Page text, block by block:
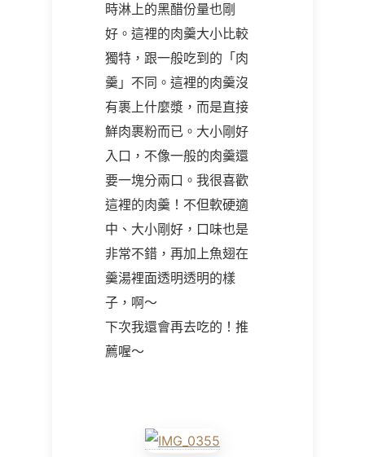
時淋上的黑醋份量也剛
好。這裡的肉羹大小比較
獨特，跟一般吃到的「肉
羹」不同。這裡的肉羹沒
有裹上什麼漿，而是直接
鮮肉裹粉而已。大小剛好
入口，不像一般的肉羹還
要一塊分兩口。我很喜歡
這裡的肉羹！不但軟硬適
中、大小剛好，口味也是
非常不錯，再加上魚翅在
羹湯裡面透明透明的樣
子，啊～
下次我還會再去吃的！推
薦喔～